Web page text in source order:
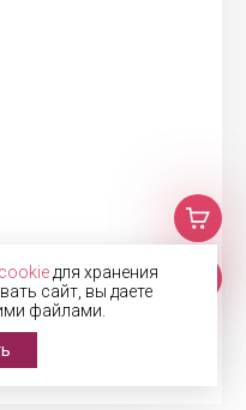
для хранения
сайт, вы даете
файлами.